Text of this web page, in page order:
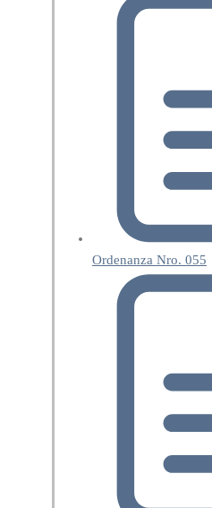
Ordenanza Nro. 055